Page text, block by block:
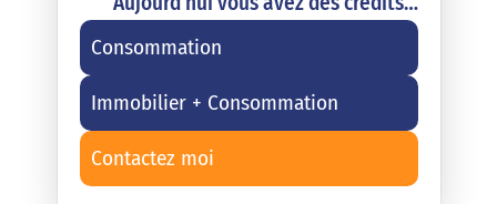
Consommation
Immobilier + Consommation
Contactez moi